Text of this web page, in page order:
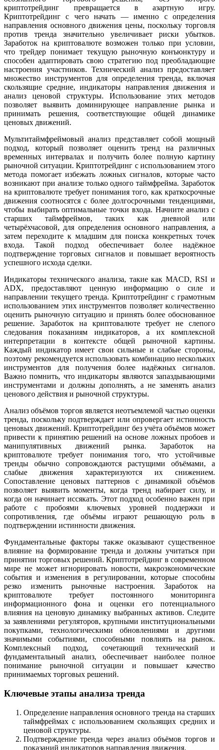
криптотрейдинг превращается в азартную игру.
Криптотрейдинг с чего начать — именно с определения
направления основного движения цены, поскольку торговля
против тренда значительно увеличивает риски убытков.
Заработок на криптовалюте возможен только при условии,
что трейдер понимает текущую рыночную конъюнктуру и
способен адаптировать свою стратегию под преобладающие
настроения участников. Технический анализ предоставляет
множество инструментов для определения тренда, включая
скользящие средние, индикаторы направления движения и
анализ ценовой структуры. Использование этих методов
позволяет выявить доминирующее направление рынка и
принимать решения, соответствующие общей динамике
ценовых движений.
Мультитаймфреймовый анализ представляет собой мощный
подход, который позволяет оценить тренд на различных
временных интервалах и получить более полную картину
рыночной ситуации. Криптотрейдинг с использованием этого
метода помогает избежать ложных сигналов, которые часто
возникают при анализе только одного таймфрейма. Заработок
на криптовалюте требует понимания того, как краткосрочные
движения соотносятся с более долгосрочными тенденциями,
чтобы выбирать оптимальные точки входа. Начните анализ с
старших таймфреймов, таких как дневной или
четырёхчасовой, для определения основного направления, а
затем переходите к младшим для поиска конкретных точек
входа. Такой подход обеспечивает более надёжное
подтверждение торговых сигналов и повышает вероятность
успешного исхода сделки.
Индикаторы технического анализа, такие как MACD, RSI и
ADX, предоставляют ценную информацию о силе и
направлении текущего тренда. Криптотрейдинг с грамотным
использованием этих инструментов позволяет количественно
оценить рыночную ситуацию и принять более обоснованное
решение. Заработок на криптовалюте требует не слепого
следования показаниям индикаторов, а их комплексной
интерпретации в контексте общей рыночной картины.
Каждый индикатор имеет свои сильные и слабые стороны,
поэтому рекомендуется использовать комбинацию нескольких
инструментов для получения более надёжных сигналов.
Важно помнить, что индикаторы являются запаздывающими
инструментами и должны дополнять, а не заменять анализ
ценового действия и рыночной структуры.
Анализ объёмов торгов является неотъемлемой частью оценки
тренда, поскольку подтверждает или опровергает истинность
ценовых движений. Криптотрейдинг без учёта объёмов может
привести к принятию решений на основе ложных пробоев и
манипулятивных движений рынка. Заработок на
криптовалюте требует понимания того, что устойчивые
тренды обычно сопровождаются растущими объёмами, а
слабые движения характеризуются их снижением.
Сопоставление ценовых паттернов с динамикой объёмов
позволяет выявить моменты, когда тренд набирает силу, и
когда он начинает иссякать. Этот подход особенно важен при
работе с пробоями ключевых уровней поддержки и
сопротивления, где объёмы играют решающую роль в
подтверждении истинности движения.
Фундаментальные факторы также оказывают существенное
влияние на формирование тренда и должны учитаться при
принятии торговых решений. Криптотрейдинг в современном
мире не может игнорировать новости, макроэкономические
события и изменения в регулировании, которые способны
резко изменить рыночные настроения. Заработок на
криптовалюте требует постоянного мониторинга
информационного фона и оценки его потенциального
влияния на ценовую динамику выбранных активов. Следите
за заявлениями регуляторов, крупными институциональными
покупками, технологическими обновлениями и другими
значимыми событиями, способными повлиять на рынок.
Комплексный подход, сочетающий технический и
фундаментальный анализ, обеспечивает наиболее полное
понимание рыночной ситуации и повышает качество
принимаемых торговых решений.
Ключевые этапы анализа тренда
Определение направления основного тренда на старших
таймфреймах с использованием скользящих средних и
ценовой структуры.
Подтверждение тренда через анализ объёмов торгов и
показаний индикаторов направления движения.